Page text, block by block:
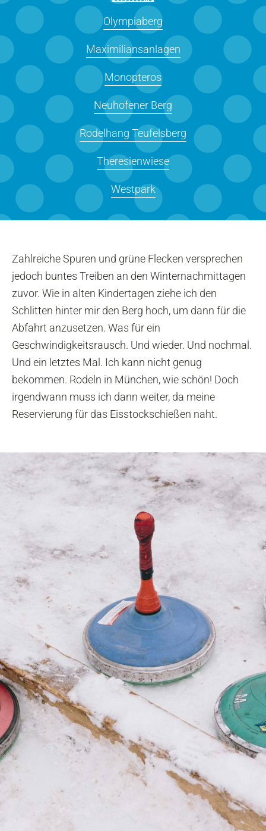
Olympiaberg
Maximiliansanlagen
Monopteros
Neuhofener Berg
Rodelhang Teufelsberg
Theresienwiese
Westpark
Zahlreiche Spuren und grüne Flecken versprechen
jedoch buntes Treiben an den Winternachmittagen
zuvor. Wie in alten Kindertagen ziehe ich den
Schlitten hinter mir den Berg hoch, um dann für die
Abfahrt anzusetzen. Was für ein
Geschwindigkeitsrausch. Und wieder. Und nochmal.
Und ein letztes Mal. Ich kann nicht genug
bekommen. Rodeln in München, wie schön! Doch
irgendwann muss ich dann weiter, da meine
Reservierung für das Eisstockschießen naht.